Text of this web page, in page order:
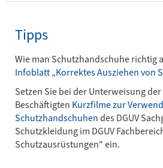
Tipps
Wie man Schutzhandschuhe richtig
Infoblatt „Korrektes Ausziehen von
Setzen Sie bei der Unterweisung der
Beschäftigten Kurzfilme zur
Schutzhandschuhendes DGUV
Schutzkleidung im DGUV
Schutzausrüstungen" ein.